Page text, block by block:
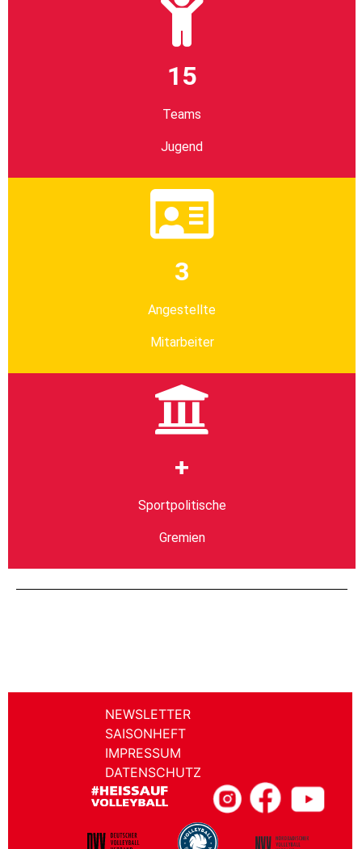
15
Teams
Jugend
3
Angestellte
Mitarbeiter
+
Sportpolitische
Gremien
NEWSLETTER
SAISONHEFT
IMPRESSUM
DATENSCHUTZ